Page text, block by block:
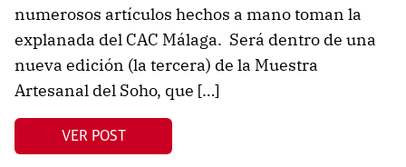
numerosos artículos hechos a mano toman la
explanada del CAC Málaga. Será dentro de una
nueva edición (la tercera) de la Muestra
Artesanal del Soho, que […]
VER POST